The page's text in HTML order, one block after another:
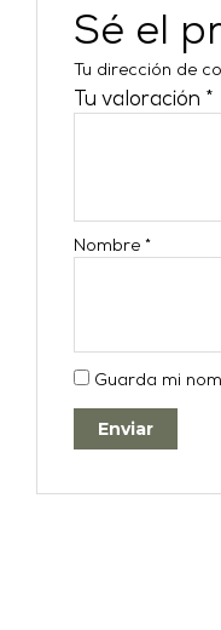
Sé el
Tu dirección de
Tu valoración *
Nombre*
Guarda mi